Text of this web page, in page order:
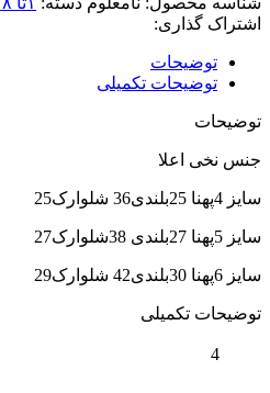
اشتراک گذاری:
توضیحات
توضیحات تکمیلی
توضیحات
جنس نخی اعلا
سایز 4پهنا 25بلندی36 شلوارک25
سایز 5پهنا 27بلندی 38شلوارک27
سایز 6پهنا 30بلندی42 شلوارک29
توضیحات تکمیلی
4